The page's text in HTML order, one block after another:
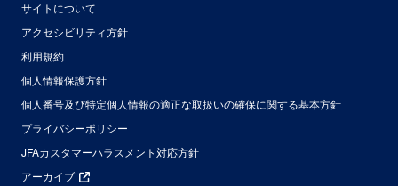
サイトについて
アクセシビリティ方針
利用規約
個人情報保護方針
個人番号及び特定個人情報の適正な取扱いの確保に関する基本方針
プライバシーポリシー
JFAカスタマーハラスメント対応方針
アーカイブ